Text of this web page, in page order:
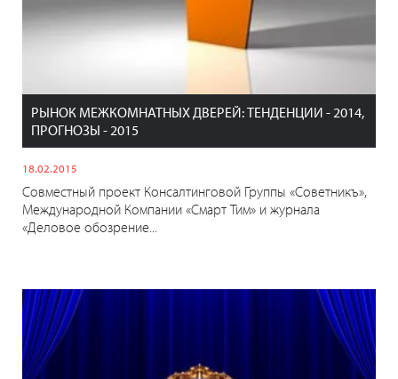
РЫНОК МЕЖКОМНАТНЫХ ДВЕРЕЙ: ТЕНДЕНЦИИ - 2014,
ПРОГНОЗЫ - 2015
18.02.2015
Совместный проект Консалтинговой Группы «Советникъ»,
Международной Компании «Смарт Тим» и журнала
«Деловое обозрение...